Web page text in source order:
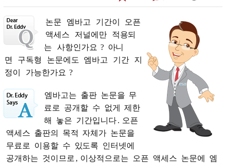
논문 엠바고 기간이
오픈
액세스
저널에만
적용되
는
사항인가요 ? 아니
면
구독형 논문에도 엠바고 기간
지
정이
가능한가요 ?
엠바고는 출판 논문을 무
료로
공개할 수 없게
제한
해
놓은 기간입니다 . 오픈
액세스 출판의 목적 자체가 논문을
무료로
이용할 수 있도록 인터넷에
공개하는 것이므로 , 이상적으로는 오픈 액세스 논문에
엠